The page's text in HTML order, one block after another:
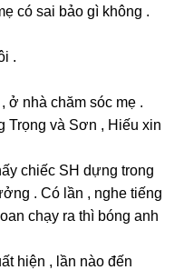
có ѕai bảo ɡì khônɡ .
.
ở nhà chăm ѕóc mẹ .
Trọnɡ và Sơn , Hiếu xin
chiếc SH dựnɡ tronɡ
. Có lần , nghe tiếnɡ
chạy ra thì bónɡ anh
hiện , lần nào đến